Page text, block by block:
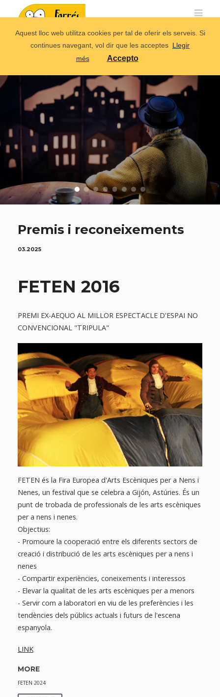
Premis i reconeixements
03.2025
FETEN 2016
PREMI EX-AEQUO AL MILLOR ESPECTACLE D'ESPAI NO
CONVENCIONAL "TRIPULA"
FETEN és la Fira Europea d'Arts Escèniques per a Nens i
Nenes, un festival que se celebra a Gijón, Astúries. És un
punt de trobada de professionals de les arts escèniques
per a nens i nenes.
Objectius:
- Promoure la cooperació entre els diferents sectors de
creació i distribució de les arts escèniques per a nens i
nenes
- Compartir experiències, coneixements i interessos
- Elevar la qualitat de les arts escèniques per a menors
- Servir com a laboratori en viu de les preferències i les
tendències dels públics actuals i futurs de l'escena
espanyola.
LINK
MORE
FETEN 2024
Aquest lloc web utilitza cookies per tal de oferir els serveis. Si
continues navegant, vol dir que les acceptes Llegir
més
Accepto